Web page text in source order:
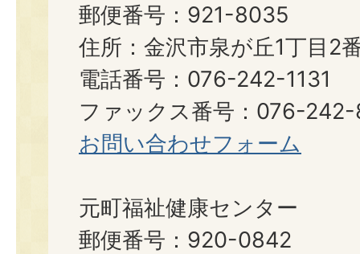
郵便番号：921-8035
住所：金沢市泉が丘1丁目2
電話番号：076-242-1131
ファックス番号：076-
お問い合わせフォーム
元町福祉健康センター
郵便番号：920-0842